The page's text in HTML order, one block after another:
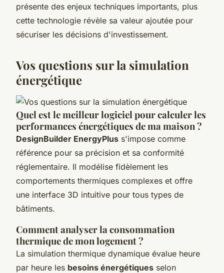
présente des enjeux techniques importants, plus
cette technologie révèle sa valeur ajoutée pour
sécuriser les décisions d'investissement.
Vos questions sur la simulation
énergétique
Quel est le meilleur logiciel pour calculer les
performances énergétiques de ma maison ?
DesignBuilder EnergyPlus s'impose comme
référence pour sa précision et sa conformité
réglementaire. Il modélise fidèlement les
comportements thermiques complexes et offre
une interface 3D intuitive pour tous types de
bâtiments.
Comment analyser la consommation
thermique de mon logement ?
La simulation thermique dynamique évalue heure
par heure les besoins énergétiques selon